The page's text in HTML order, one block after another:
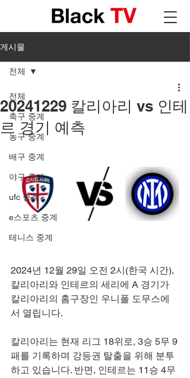
게시물
전체
축구 중계
농구 중계
배구 중계
야구 중계
ufc 중계
e스포츠 중계
테니스 중계
전체
20241229 칼리아리 vs 인테
르 경기 예측
2024년 12월 29일 오전 2시(한국 시간),
칼리아리와 인테르의 세리에 A 경기가
칼리아리의 홈구장인 우니폴 도무스에
서 열립니다.
칼리아리는 현재 리그 18위로, 3승 5무 9
패를 기록하며 강등권 탈출을 위해 분투
하고 있습니다. 반면, 인테르는 11승 4무